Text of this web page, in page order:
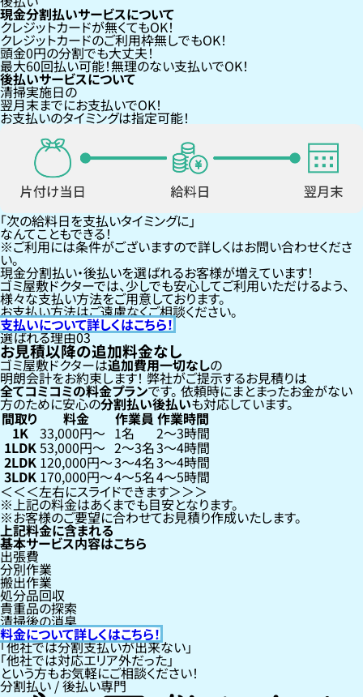
現金分割払いサービスについて
クレジットカードが無くてもOK！
クレジットカードのご利用枠無しでもOK！
頭金0円の分割でも大丈夫！
最大60回払い可能！無理のない支払いでOK！
後払いサービスについて
清掃実施日の
翌月末までにお支払いでOK！
お支払いのタイミングは指定可能！
「次の給料日を支払いタイミングに」
なんてこともできる！
ご利用には条件がございますので詳しくはお問い合わせくださ
い。
現金分割払い・後払いを選ばれるお客様が増えています！
ゴミ屋敷ドクターでは、少しでも安心してご利用いただけるよう、
様々な支払い方法をご用意しております。
お支払い方法はご遠慮なくご相談ください。
支払いについて詳しくはこちら！
選ばれる理由03
お見積以降の追加料金なし
ゴミ屋敷ドクターは追加費用一切なしの
明朗会計をお約束します！弊社がご提示するお見積りは
全てコミコミの料金プランです。依頼時にまとまったお金がない
方のために安心の分割払い後払いも対応しています。
間取り 料金 作業員 作業時間
1K 33,000円〜 1名 2〜3時間
1LDK53,000円〜 2〜3名3〜4時間
2LDK 120,000円〜3〜4名3〜4時間
3LDK 170,000円〜4〜5名4〜5時間
左右にスライドできます
上記の料金はあくまでも目安となります。
お客様のご要望に合わせてお見積り作成いたします。
上記料金に含まれる
基本サービス内容はこちら
出張費
分別作業
搬出作業
処分品回収
貴重品の探索
清掃後の消臭
料金について詳しくはこちら！
「他社では分割支払いが出来ない」
「他社では対応エリア外だった」
という方もお気軽にご相談ください！
分割払い / 後払い専門